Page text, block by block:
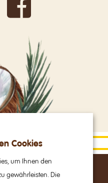
Kg
Cookies
um Ihnen den
gewährleisten. Die